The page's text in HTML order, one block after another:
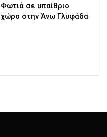
Φωτιά σε υπαίθριο
χώρο στην Άνω Γλυφάδα